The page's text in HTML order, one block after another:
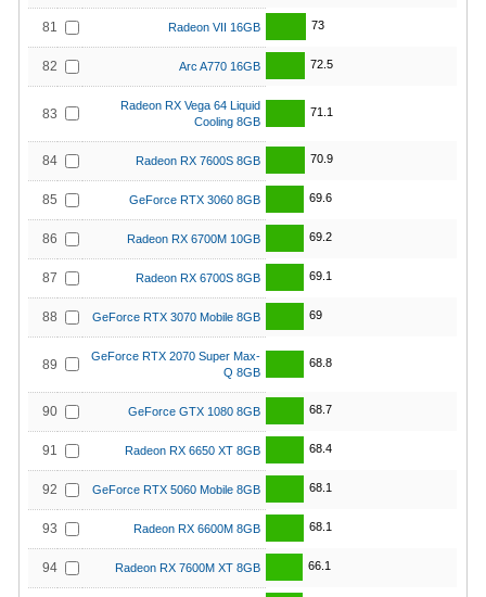
81 Radeon VII 16GB 73
82 Arc A770 16GB 72.5
83
Radeon RX Vega 64 Liquid
Cooling 8GB
71.1
84 Radeon RX 7600S 8GB 70.9
85 GeForce RTX 3060 8GB 69.6
86 Radeon RX 6700M 10GB 69.2
87 Radeon RX 6700S 8GB 69.1
88 GeForce RTX 3070 Mobile 8GB 69
89
GeForce RTX 2070 Super Max-
Q 8GB
68.8
90 GeForce GTX 1080 8GB 68.7
91 Radeon RX 6650 XT 8GB 68.4
92 GeForce RTX 5060 Mobile 8GB 68.1
93 Radeon RX 6600M 8GB 68.1
94 Radeon RX 7600M XT 8GB 66.1